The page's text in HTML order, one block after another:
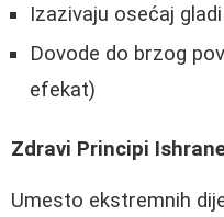
Izazivaju osećaj
Dovode do brzog
efekat)
Zdravi Principi
Umesto ekstremnih